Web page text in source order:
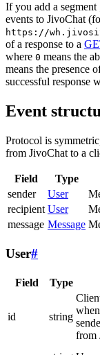
If you add a segment
events to JivoChat
https://
of a response to a
where 0 means the
means the presence
successful response
Event
Protocol is
from JivoChat to a
Field Type
sender
User
recipient User
message Message
User#
Field Type
id string
from